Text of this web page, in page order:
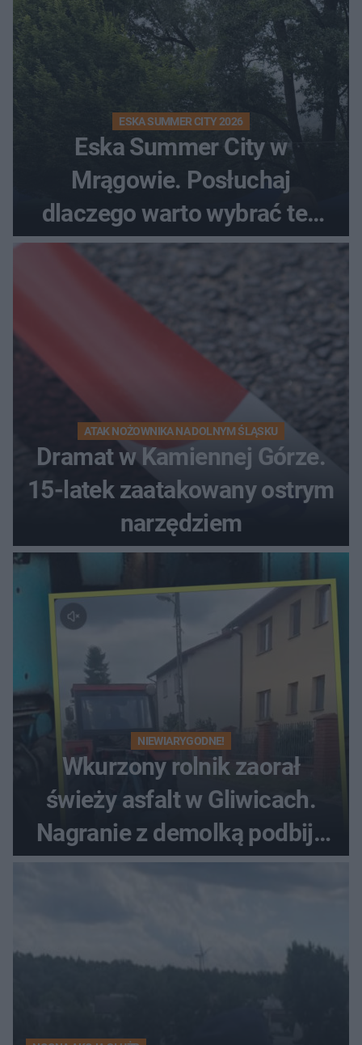
ESKA SUMMER CITY 2026
Eska Summer City w
Mrągowie. Posłuchaj
dlaczego warto wybrać ten
kierunek na urlop!
ATAK NOŻOWNIKA NA DOLNYM ŚLĄSKU
Dramat w Kamiennej Górze.
15-latek zaatakowany ostrym
narzędziem
NIEWIARYGODNE!
Wkurzony rolnik zaorał
świeży asfalt w Gliwicach.
Nagranie z demolką podbija
sieć